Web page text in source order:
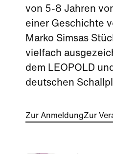
von 5-8 Jahren
einer Geschichte
Marko Simsas
vielfach
dem LEOPOLD
deutschen
Zur AnmeldungZur